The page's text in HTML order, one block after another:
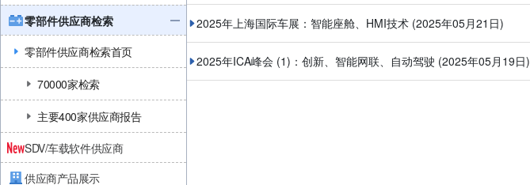
零部件供应商检索
零部件供应商检索首页
70000家检索
主要400家供应商报告
SDV/车载软件供应商
供应商产品展示
2025年上海国际车展：智能座舱、HMI技术 (2025年05月21日)
2025年ICA峰会 (1)：创新、智能网联、自动驾驶 (2025年05月19日)